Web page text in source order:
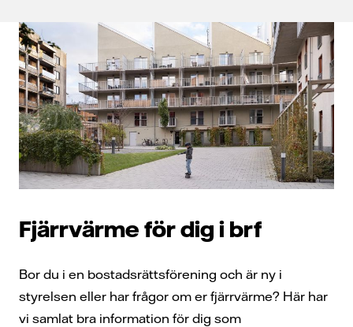
Fjärrvärme för dig i brf
Bor du i en bostadsrättsförening och är ny i
styrelsen eller har frågor om er fjärrvärme? Här har
vi samlat bra information för dig som